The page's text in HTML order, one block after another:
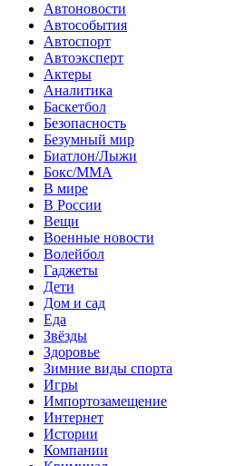
Автоновости
Автособытия
Автоспорт
Автоэксперт
Актеры
Аналитика
Баскетбол
Безопасность
Безумный мир
Биатлон/Лыжи
Бокс/MMA
В мире
В России
Вещи
Военные новости
Волейбол
Гаджеты
Дети
Дом и сад
Еда
Звёзды
Здоровье
Зимние виды спорта
Игры
Импортозамещение
Интернет
Истории
Компании